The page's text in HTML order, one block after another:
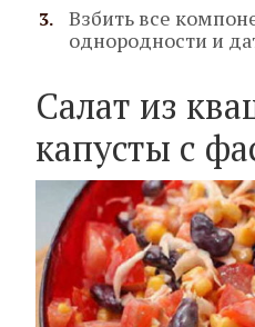
Взбить все
однородности и
Салат из
капусты с